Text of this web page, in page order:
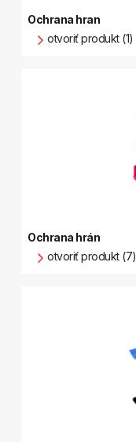
Ochrana hran
otvoriť produkt (1)
Ochrana hrán
otvoriť produkt (7)